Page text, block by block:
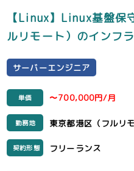
【Linux】Linux基盤保
ルリモート）のインフ
サーバーエンジニア
単価 〜700,000円/月
勤務地 東京都港区（フルリ
契約形態 フリーランス